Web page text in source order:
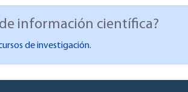
información científica?
de investigación.